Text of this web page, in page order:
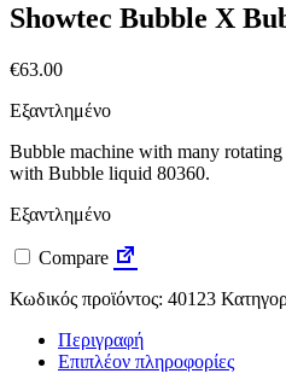
Showtec Bubble X
€63.00
Εξαντλημένο
Bubble machine with many
with Bubble liquid 80360.
Εξαντλημένο
Compare
Κωδικός προϊόντος: 40123
Περιγραφή
Επιπλέον πληροφορίες